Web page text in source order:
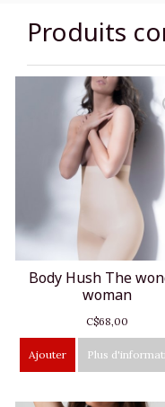
Produits
Body Hush The
woman
C$68,00
Ajouter Plus